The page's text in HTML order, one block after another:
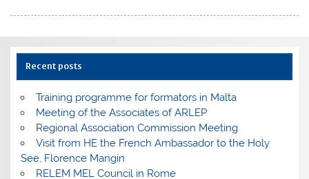
Recent posts
Training programme for formators in Malta
Meeting of the Associates of ARLEP
Regional Association Commission Meeting
Visit from HE the French Ambassador to the Holy
See, Florence Mangin
RELEM MEL Council in Rome